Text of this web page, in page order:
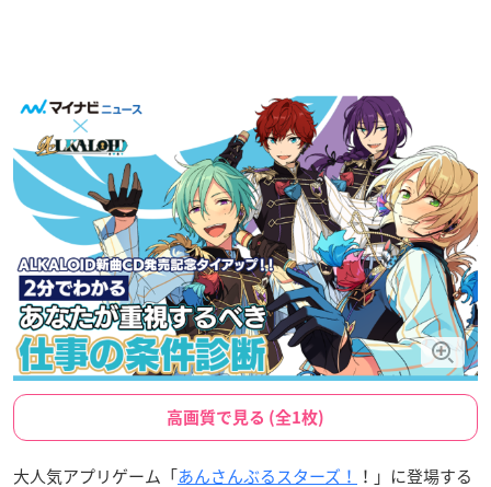
高画質で見る (全1枚)
大人気アプリゲーム「あんさんぶるスターズ！ ！」に登場する